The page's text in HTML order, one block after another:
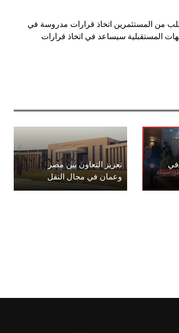
من المستثمرين اتخاذ قرارات مدروسة في
المستقبلية سيساعد في اتخاذ قرارات
في
تعزيز التعاون بين مصر
وعمان في مجال النقل